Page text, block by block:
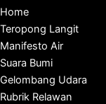
Home
Teropong Langit
Manifesto Air
Suara Bumi
Gelombang Udara
Rubrik Relawan